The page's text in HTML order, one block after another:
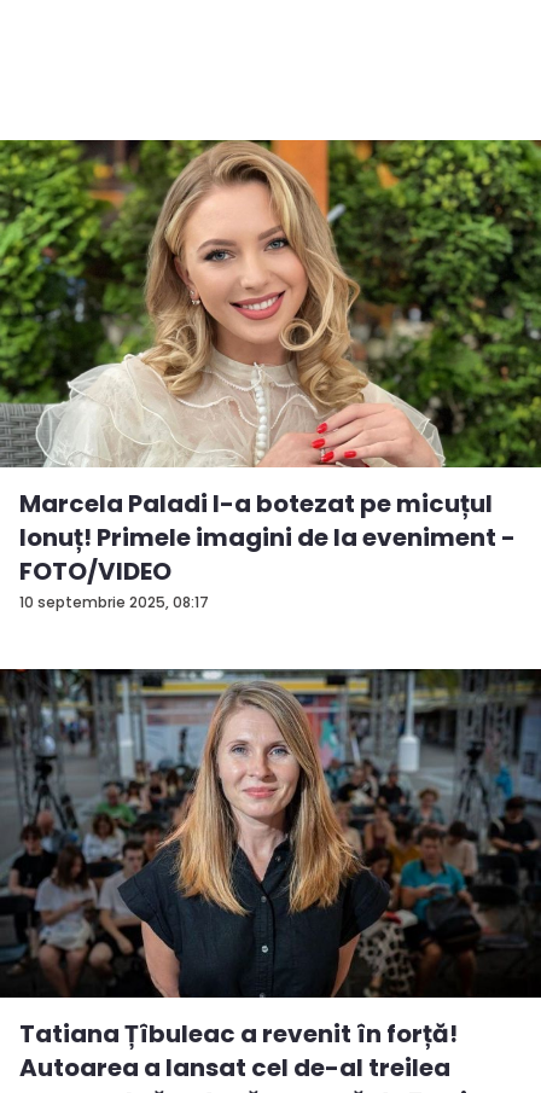
10 septembrie 2025, 08:17
Marcela Paladi l-a botezat pe micuțul
Ionuț! Primele imagini de la eveniment -
FOTO/VIDEO
Tatiana Țîbuleac a revenit în forță!
Autoarea a lansat cel de-al treilea